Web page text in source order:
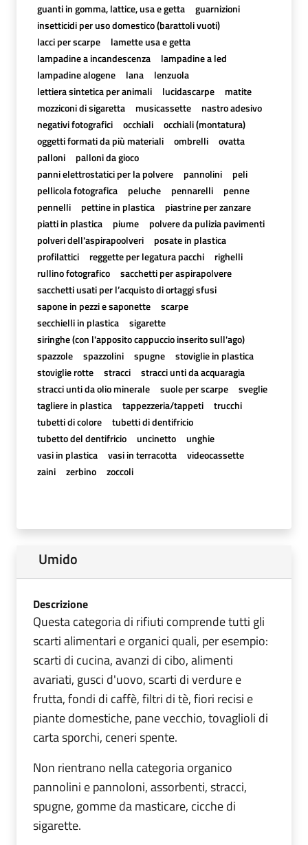
guanti in gomma, lattice, usa e getta
guarnizioni
insetticidi per uso domestico (barattoli vuoti)
lacci per scarpe
lamette usa e getta
lampadine a incandescenza
lampadine a led
lampadine alogene
lana
lenzuola
lettiera sintetica per animali
lucidascarpe
matite
mozziconi di sigaretta
musicassette
nastro adesivo
negativi fotografici
occhiali
occhiali (montatura)
oggetti formati da più materiali
ombrelli
ovatta
palloni
palloni da gioco
panni elettrostatici per la polvere
pannolini
peli
pellicola fotografica
peluche pennarelli
penne
pennelli
pettine in plastica
piastrine per zanzare
piatti in plastica
piume
polvere da pulizia pavimenti
polveri dell'aspirapoolveri
posate in plastica
profilattici
reggette per legatura pacchi
righelli
rullino fotografico
sacchetti per aspirapolvere
sacchetti usati per l’acquisto di ortaggi sfusi
sapone in pezzi e saponette
scarpe
secchielli in plastica
sigarette
siringhe (con l'apposito cappuccio inserito sull'ago)
spazzole
spazzolini spugne
stoviglie in plastica
stoviglie rotte
stracci
stracci unti da acquaragia
stracci unti da olio minerale
suole per scarpe
sveglie
tagliere in plastica
tappezzeria/tappeti
trucchi
tubetti di colore
tubetti di dentifricio
tubetto del dentifricio
uncinetto
unghie
vasi in plastica
vasi in terracotta
videocassette
zaini
zerbino zoccoli
Umido
Descrizione
Questa categoria di rifiuti comprende tutti gli
scarti alimentari e organici quali, per esempio:
scarti di cucina, avanzi di cibo, alimenti
avariati, gusci d'uovo, scarti di verdure e
frutta, fondi di caffè, filtri di tè, fiori recisi e
piante domestiche, pane vecchio, tovaglioli di
carta sporchi, ceneri spente.
Non rientrano nella categoria organico
pannolini e pannoloni, assorbenti, stracci,
spugne, gomme da masticare, cicche di
sigarette.